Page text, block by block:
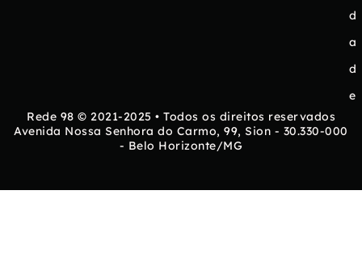
d
a
d
e
Rede 98 © 2021-2025 • Todos os direitos reservados
Avenida Nossa Senhora do Carmo, 99, Sion - 30.330-000
- Belo Horizonte/MG